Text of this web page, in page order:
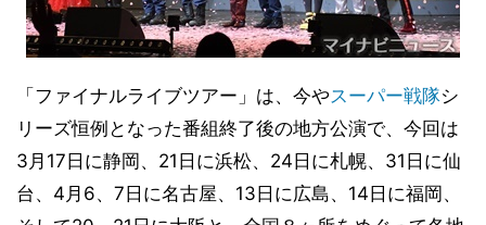
「ファイナルライブツアー」は、今やスーパー戦隊シ
リーズ恒例となった番組終了後の地方公演で、今回は
3月17日に静岡、21日に浜松、24日に札幌、31日に仙
台、4月6、7日に名古屋、13日に広島、14日に福岡、